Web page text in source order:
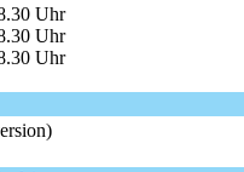
Uhr
Uhr
Uhr